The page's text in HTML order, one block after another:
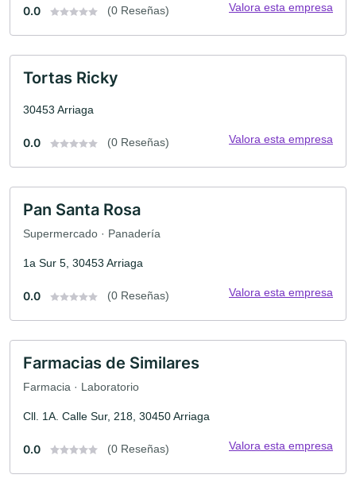
0.0 (0 Reseñas) Valora esta empresa
Tortas Ricky
30453 Arriaga
0.0 (0 Reseñas) Valora esta empresa
Pan Santa Rosa
Supermercado · Panadería
1a Sur 5, 30453 Arriaga
0.0 (0 Reseñas) Valora esta empresa
Farmacias de Similares
Farmacia · Laboratorio
Cll. 1A. Calle Sur, 218, 30450 Arriaga
0.0 (0 Reseñas) Valora esta empresa